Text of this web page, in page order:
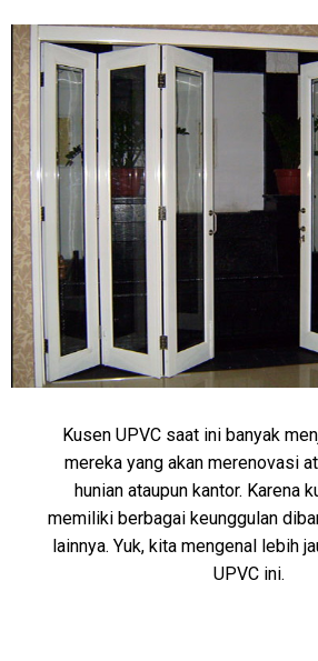
Kusen UPVC saat ini banyak
mereka yang akan merenovasi
hunian ataupun kantor. Karena
memiliki berbagai keunggulan
lainnya. Yuk, kita mengenal lebih
UPVC ini.